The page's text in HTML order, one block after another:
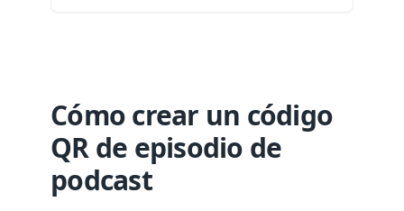
Cómo crear un código
QR de episodio de
podcast